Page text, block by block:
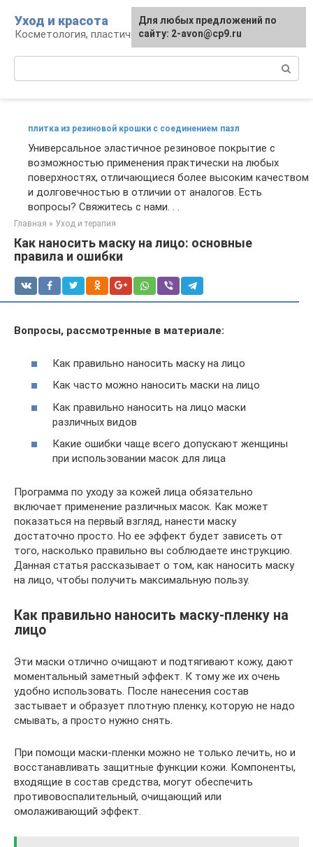
контенту
Уход и красота
Косметология, пластическая хирургия, уход
плитка из резиновой крошки с соединением пазл
Универсальное эластичное резиновое покрытие с
возможностью применения практически на любых
поверхностях, отличающиеся более высоким качеством
и долговечностью в отличии от аналогов. Есть
вопросы? Свяжитесь с нами. . .
Главная » Уход и терапия
Как наносить маску на лицо: основные
правила и ошибки
Вопросы, рассмотренные в материале:
Как правильно наносить маску на лицо
Как часто можно наносить маски на лицо
Как правильно наносить на лицо маски
различных видов
Какие ошибки чаще всего допускают женщины
при использовании масок для лица
Программа по уходу за кожей лица обязательно
включает применение различных масок. Как может
показаться на первый взгляд, нанести маску
достаточно просто. Но ее эффект будет зависеть от
того, насколько правильно вы соблюдаете инструкцию.
Данная статья рассказывает о том, как наносить маску
на лицо, чтобы получить максимальную пользу.
Как правильно наносить маску-пленку на
лицо
Эти маски отлично очищают и подтягивают кожу, дают
моментальный заметный эффект. К тому же их очень
удобно использовать. После нанесения состав
застывает и образует плотную пленку, которую не надо
смывать, а просто нужно снять.
При помощи маски-пленки можно не только лечить, но и
восстанавливать защитные функции кожи. Компоненты,
входящие в состав средства, могут обеспечить
противовоспалительный, очищающий или
омолаживающий эффект.
Для любых предложений по
сайту: 2-avon@cp9.ru